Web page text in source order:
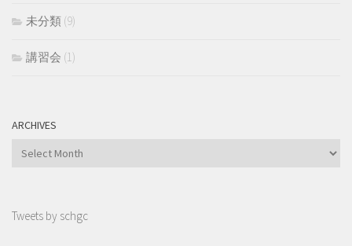
未分類 (9)
講習会 (1)
ARCHIVES
Archives
Tweets by schgc